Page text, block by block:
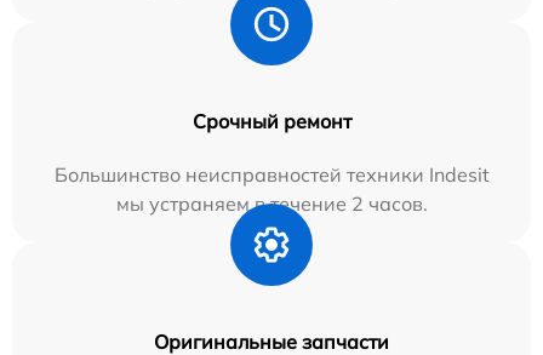
Срочный ремонт
Большинство неисправностей техники Indesit
мы устраняем в течение 2 часов.
Оригинальные запчасти